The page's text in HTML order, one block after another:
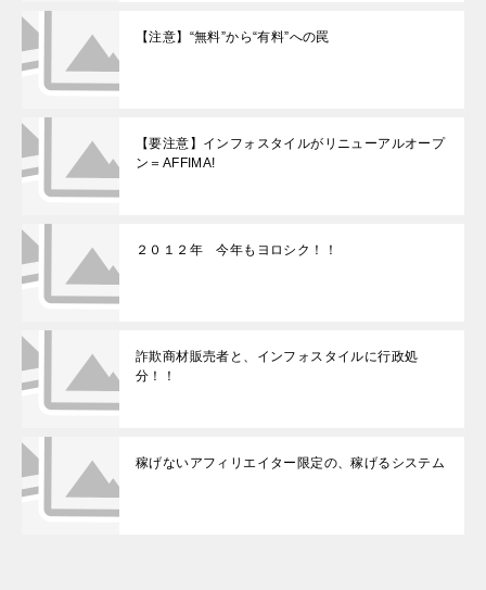
【注意】“無料”から“有料”への罠
【要注意】インフォスタイルがリニューアルオープ
ン＝AFFIMA!
２０１２年 今年もヨロシク！！
詐欺商材販売者と、インフォスタイルに行政処
分！！
稼げないアフィリエイター限定の、稼げるシステム